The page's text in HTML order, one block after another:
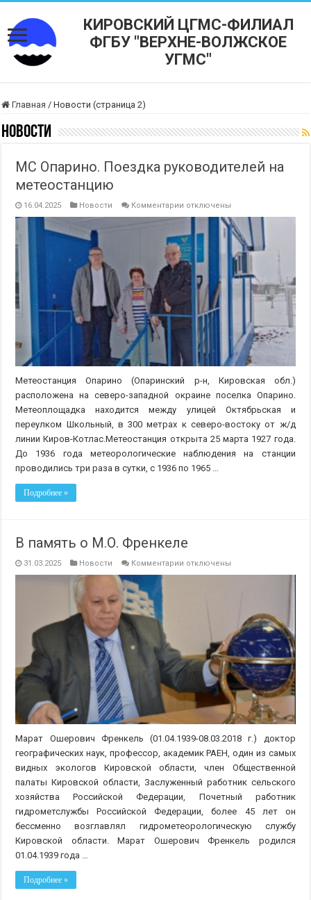
КИРОВСКИЙ ЦГМС-ФИЛИАЛ
ФГБУ "ВЕРХНЕ-ВОЛЖСКОЕ
УГМС"
Главная / Новости (страница 2)
Новости
МС Опарино. Поездка руководителей на
метеостанцию
16.04.2025 Новости Комментарии к
Опарино.
Поездка
руководителей
на
метеостанцию
отключены
Метеостанция Опарино (Опаринский р-н, Кировская обл.)
расположена на северо-западной окраине поселка Опарино.
Метеоплощадка находится между улицей Октябрьская и
переулком Школьный, в 300 метрах к северо-востоку от ж/д
линии Киров-Котлас.Метеостанция открыта 25 марта 1927 года.
До 1936 года метеорологические наблюдения на станции
проводились три раза в сутки, с 1936 по 1965 …
Подробнее »
В память о М.О. Френкеле
31.03.2025 Новости Комментарии котключены
Марат Ошерович Френкель (01.04.1939-08.03.2018 г.) доктор
географических наук, профессор, академик РАЕН, один из самых
видных экологов Кировской области, член Общественной
палаты Кировской области, Заслуженный работник сельского
хозяйства Российской Федерации, Почетный работник
гидрометслужбы Российской Федерации, более 45 лет он
бессменно возглавлял гидрометеорологическую службу
Кировской области. Марат Ошерович Френкель родился
01.04.1939 года …
Подробнее »